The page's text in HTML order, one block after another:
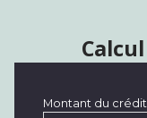
Montant du